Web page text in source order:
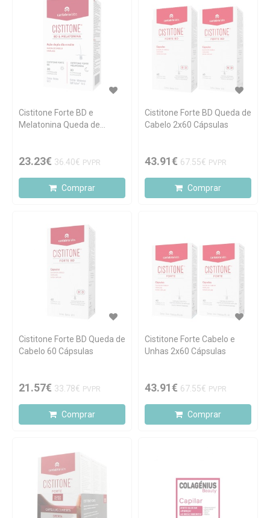
Cistitone Forte BD e
Melatonina Queda de
23.23€ 36.40€ PVPR
Comprar
Cistitone Forte BD Queda de
Cabelo 2x60 Cápsulas
43.91€ 67.55€ PVPR
Comprar
Cistitone Forte BD Queda de
Cabelo 60 Cápsulas
21.57€ 33.78€ PVPR
Comprar
Cistitone Forte Cabelo e
Unhas 2x60 Cápsulas
43.91€ 67.55€ PVPR
Comprar